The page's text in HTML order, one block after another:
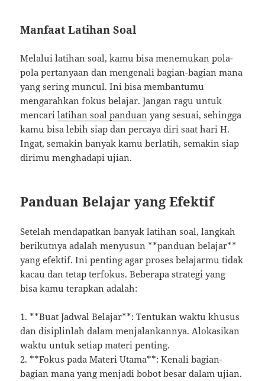
Manfaat Latihan Soal
Melalui latihan soal, kamu bisa menemukan pola-
pola pertanyaan dan mengenali bagian-bagian mana
yang sering muncul. Ini bisa membantumu
mengarahkan fokus belajar. Jangan ragu untuk
mencarilatihan soal panduan yang sesuai, sehingga
kamu bisa lebih siap dan percaya diri saat hari H.
Ingat, semakin banyak kamu berlatih, semakin siap
dirimu menghadapi ujian.
Panduan Belajar yang Efektif
Setelah mendapatkan banyak latihan soal, langkah
berikutnya adalah menyusun **panduan belajar**
yang efektif. Ini penting agar proses belajarmu tidak
kacau dan tetap terfokus. Beberapa strategi yang
bisa kamu terapkan adalah:
1. **Buat Jadwal Belajar**: Tentukan waktu khusus
dan disiplinlah dalam menjalankannya. Alokasikan
waktu untuk setiap materi penting.
2. **Fokus pada Materi Utama**: Kenali bagian-
bagian mana yang menjadi bobot besar dalam ujian.